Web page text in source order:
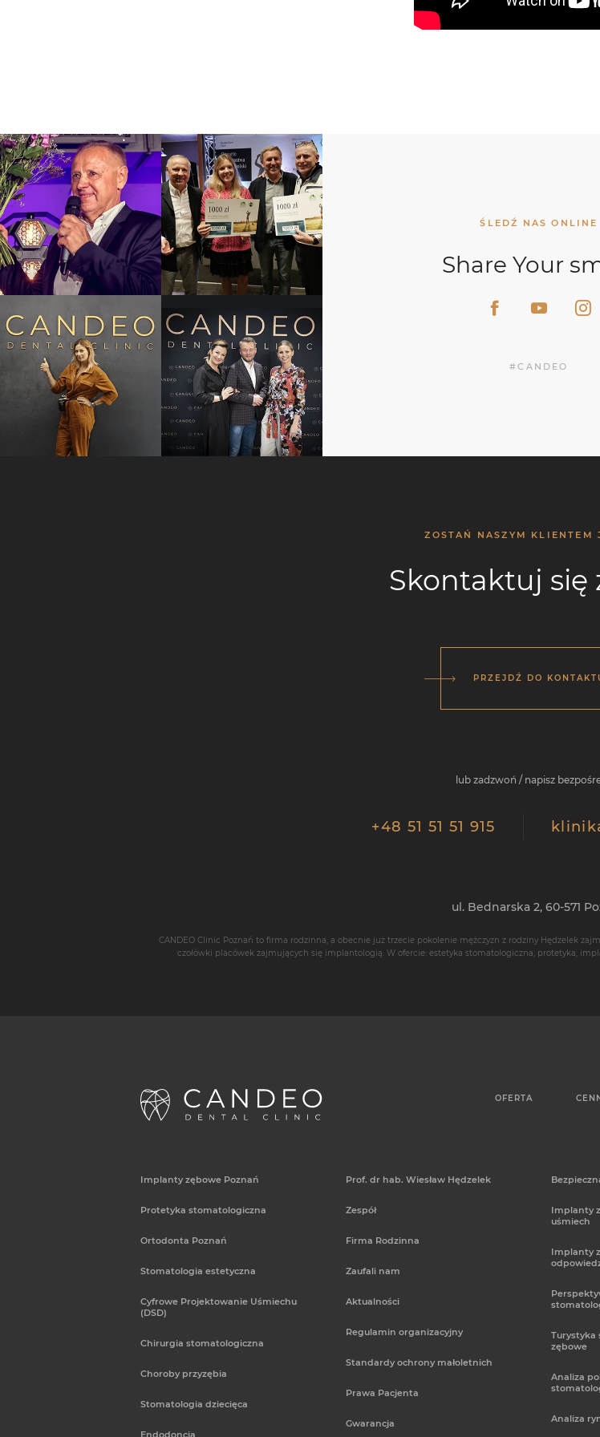
ŚLEDŹ NAS ONLINE
Share Your
#CANDEO
ZOSTAŃ NASZYM KLIENTEM
Skontaktuj się
PRZEJDŹ DO
lub zadzwoń / napisz
+48 51 51 51 915
ul. Bednarska 2, 60-571
CANDEO Clinic Poznań to firma rodzinna, a obecnie już trzecie pokolenie mężczyzn z rodziny Hędzelek
czołówki placówek zajmujących się implantologią . W ofercie: estetyka stomatologiczna, protetyka,
OFERTA
Implanty zębowe Poznań
Protetyka stomatologiczna
Ortodonta Poznań
Stomatologia estetyczna
Cyfrowe Projektowanie Uśmiechu
(DSD)
Chirurgia stomatologiczna
Choroby przyzębia
Stomatologia dziecięca
Endodoncja
Prof. dr hab. Wiesław Hędzelek
Zespół
Firma Rodzinna
Zaufali nam
Aktualności
Regulamin organizacyjny
Standardy ochrony małoletnich
Prawa Pacjenta
Gwarancja
Implanty
uśmiech
Implanty
Turystyka
zębowe
Analiza
Analiza